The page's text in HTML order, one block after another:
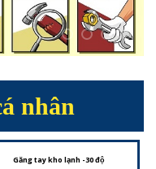
nhân
Nhiệt Cho Môi Trường Âm Sâu
Găng tay kho lạnh -30 độ